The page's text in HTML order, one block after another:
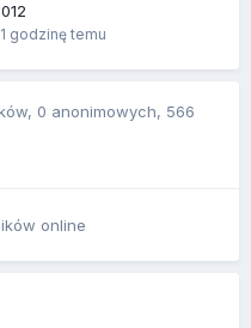
1 godzinę temu
, 0 anonimowych, 566
online